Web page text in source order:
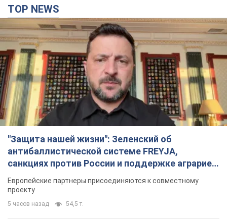
TOP NEWS
"Защита нашей жизни": Зеленский об
антибаллистической системе FREYJA,
санкциях против России и поддержке аграриев.
Видео
Европейские партнеры присоединяются к совместному
проекту
5 часов назад 54,5 т.